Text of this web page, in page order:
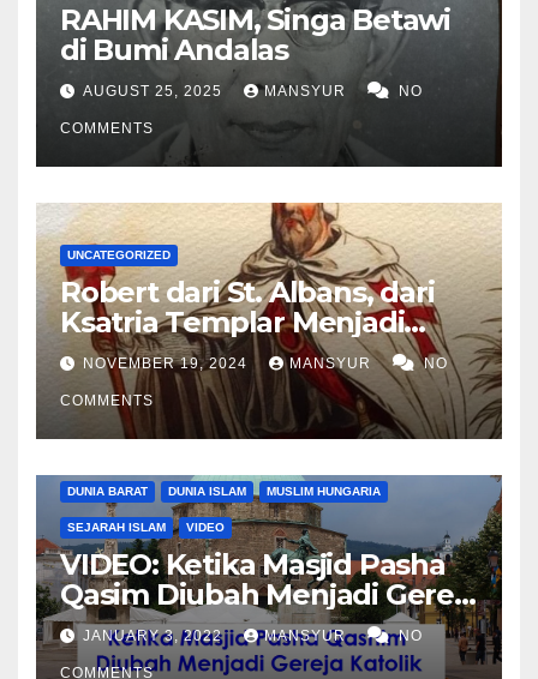
RAHIM KASIM, Singa Betawi
di Bumi Andalas
AUGUST 25, 2025 MANSYUR NO
COMMENTS
UNCATEGORIZED
Robert dari St. Albans, dari
Ksatria Templar Menjadi
Komandan Pasukan
Shalahuddin Merebut
Kembali Yerusalem
NOVEMBER 19, 2024 MANSYUR NO
COMMENTS
DUNIA BARAT DUNIA ISLAM MUSLIM HUNGARIA
SEJARAH ISLAM VIDEO
VIDEO: Ketika Masjid Pasha
Qasim Diubah Menjadi Gereja
Katolik di Pecs, Hungaria
JANUARY 3, 2022 MANSYUR NO
COMMENTS